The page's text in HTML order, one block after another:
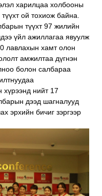
харилцаа холбооны
ой тохиож байна.
түүхт 97 жилийн
үйл ажиллагаа явуулж
лавлахын хамт олон
амжилтаа дүгнэн
болон салбараа
нийт 17
дээд шагналууд
эрхийн бичиг зэргээр